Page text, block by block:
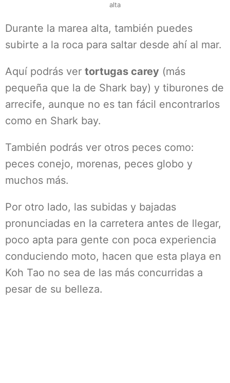
alta
Durante la marea alta, también puedes
subirte a la roca para saltar desde ahí al mar.
Aquí podrás ver tortugas carey (más
pequeña que la de Shark bay) y tiburones de
arrecife, aunque no es tan fácil encontrarlos
como en Shark bay.
También podrás ver otros peces como:
peces conejo, morenas, peces globo y
muchos más.
Por otro lado, las subidas y bajadas
pronunciadas en la carretera antes de llegar,
poco apta para gente con poca experiencia
conduciendo moto, hacen que esta playa en
Koh Tao no sea de las más concurridas a
pesar de su belleza.